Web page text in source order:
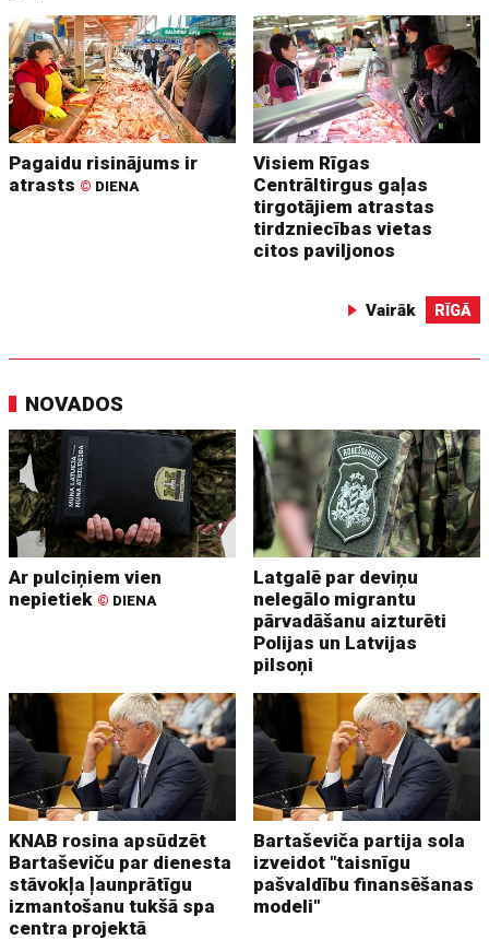
Pagaidu risinājums ir
atrasts © DIENA
Visiem Rīgas
Centrāltirgus gaļas
tirgotājiem atrastas
tirdzniecības vietas
citos paviljonos
Vairāk RĪGĀ
NOVADOS
Ar pulciņiem vien
nepietiek © DIENA
Latgalē par deviņu
nelegālo migrantu
pārvadāšanu aizturēti
Polijas un Latvijas
pilsoņi
KNAB rosina apsūdzēt
Bartaševiču par dienesta
stāvokļa ļaunprātīgu
izmantošanu tukšā spa
centra projektā
Bartaševiča partija sola
izveidot "taisnīgu
pašvaldību finansēšanas
modeli"